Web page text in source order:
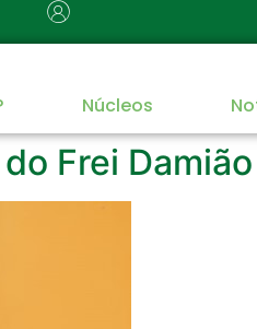
Núcleos
Frei Damião